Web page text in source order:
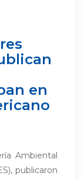
en
Ambiental
publicaron